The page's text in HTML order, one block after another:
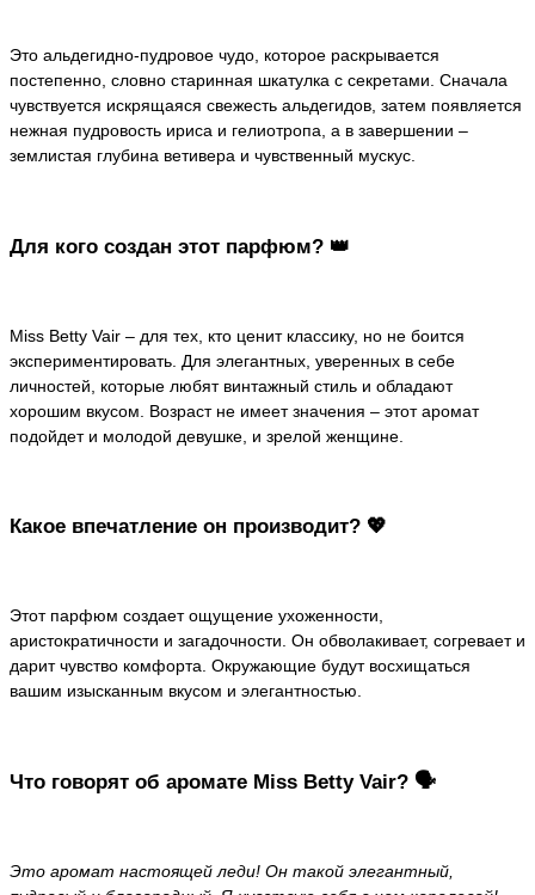
Это альдегидно-пудровое чудо, которое раскрывается
постепенно, словно старинная шкатулка с секретами. Сначала
чувствуется искрящаяся свежесть альдегидов, затем появляется
нежная пудровость ириса и гелиотропа, а в завершении –
землистая глубина ветивера и чувственный мускус.
Для кого создан этот парфюм? 👑
Miss Betty Vair – для тех, кто ценит классику, но не боится
экспериментировать. Для элегантных, уверенных в себе
личностей, которые любят винтажный стиль и обладают
хорошим вкусом. Возраст не имеет значения – этот аромат
подойдет и молодой девушке, и зрелой женщине.
Какое впечатление он производит? 💖
Этот парфюм создает ощущение ухоженности,
аристократичности и загадочности. Он обволакивает, согревает и
дарит чувство комфорта. Окружающие будут восхищаться
вашим изысканным вкусом и элегантностью.
Что говорят об аромате Miss Betty Vair? 🗣️
Это аромат настоящей леди! Он такой элегантный,